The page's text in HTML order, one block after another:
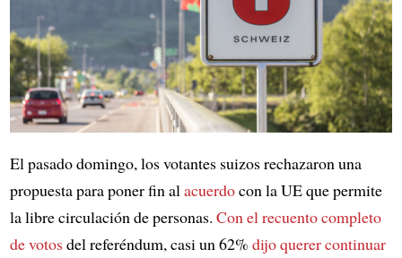
El pasado domingo, los votantes suizos rechazaron una
propuesta para poner fin al acuerdocon la UE que permite
la libre circulación de personas. Con el recuento completo
de votosdel referéndum, casi un 62% dijo querer continuar